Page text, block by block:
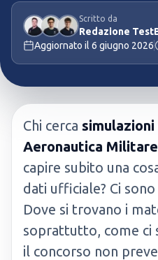
Scritto da
Redazione
Aggiornato il 6 giugno 2026
Chi cerca
Aeronautica
capire subito una
dati ufficiale? Ci
Dove si trovano i
soprattutto, come ci
il concorso non